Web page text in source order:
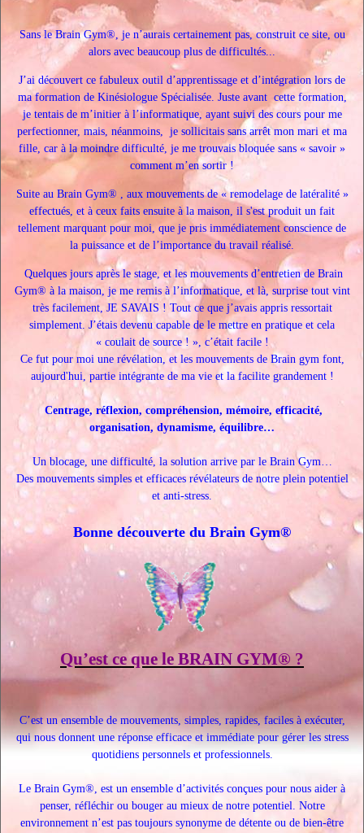
Sans le Brain Gym®, je n’aurais certainement pas, construit ce site, ou
alors avec beaucoup plus de difficultés...
J’ai découvert ce fabuleux outil d’apprentissage et d’intégration lors de
ma formation de Kinésiologue Spécialisée. Juste avant cette formation,
je tentais de m’initier à l’informatique, ayant suivi des cours pour me
perfectionner, mais, néanmoins, je sollicitais sans arrêt mon mari et ma
fille, car à la moindre difficulté, je me trouvais bloquée sans « savoir »
comment m’en sortir !
Suite au Brain Gym® , aux mouvements de « remodelage de latéralité »
effectués, et à ceux faits ensuite à la maison, il s'est produit un fait
tellement marquant pour moi, que je pris immédiatement conscience de
la puissance et de l’importance du travail réalisé.
Quelques jours après le stage, et les mouvements d’entretien de Brain
Gym® à la maison, je me remis à l’informatique, et là, surprise tout vint
très facilement, JE SAVAIS ! Tout ce que j’avais appris ressortait
simplement. J’étais devenu capable de le mettre en pratique et cela
« coulait de source ! », c’était facile !
Ce fut pour moi une révélation, et les mouvements de Brain gym font,
aujourd'hui, partie intégrante de ma vie et la facilite grandement !
Centrage, réflexion, compréhension, mémoire, efficacité,
organisation, dynamisme, équilibre…
Un blocage, une difficulté, la solution arrive par le Brain Gym…
Des mouvements simples et efficaces révélateurs de notre plein potentiel
et anti-stress.
Bonne découverte du Brain Gym®
Qu’est ce que le BRAIN GYM® ?
C’est un ensemble de mouvements, simples, rapides, faciles à exécuter,
qui nous donnent une réponse efficace et immédiate pour gérer les stress
quotidiens personnels et professionnels.
Le Brain Gym®, est un ensemble d’activités conçues pour nous aider à
penser, réfléchir ou bouger au mieux de notre potentiel. Notre
environnement n’est pas toujours synonyme de détente ou de bien-être